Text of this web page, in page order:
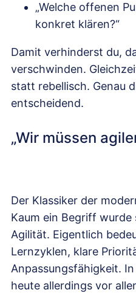
„Welche offenen
konkret klären?“
Damit verhinderst du,
verschwinden.
statt rebellisch. Genau
entscheidend.
„Wir müssen
Der Klassiker der
Kaum ein Begriff
Agilität. Eigentlich
Lernzyklen, klare
Anpassungsfähigkeit.
heute allerdings vor